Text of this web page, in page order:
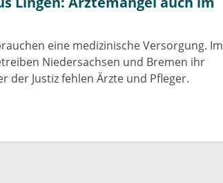
eine medizinische Versorgung. Im
Niedersachsen und Bremen ihr
der Justiz fehlen Ärzte und Pfleger.